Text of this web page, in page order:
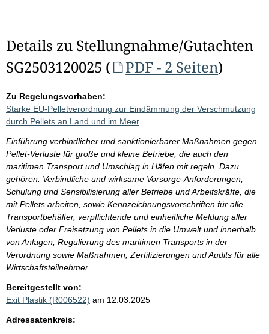
Details zu Stellungnahme/Gutachten
SG2503120025 (
PDF - 2 Seiten)
Zu Regelungsvorhaben:
Starke EU-Pelletverordnung zur Eindämmung der Verschmutzung
durch Pellets an Land und im Meer
Einführung verbindlicher und sanktionierbarer Maßnahmen gegen
Pellet-Verluste für große und kleine Betriebe, die auch den
maritimen Transport und Umschlag in Häfen mit regeln. Dazu
gehören: Verbindliche und wirksame Vorsorge-Anforderungen,
Schulung und Sensibilisierung aller Betriebe und Arbeitskräfte, die
mit Pellets arbeiten, sowie Kennzeichnungsvorschriften für alle
Transportbehälter, verpflichtende und einheitliche Meldung aller
Verluste oder Freisetzung von Pellets in die Umwelt und innerhalb
von Anlagen, Regulierung des maritimen Transports in der
Verordnung sowie Maßnahmen, Zertifizierungen und Audits für alle
Wirtschaftsteilnehmer.
Bereitgestellt von:
Exit Plastik (R006522) am 12.03.2025
Adressatenkreis: